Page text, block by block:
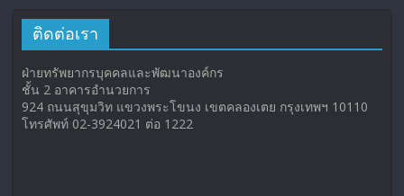
ติดต่อเรา
ฝ่ายทรัพยากรบุคคลและพัฒนาองค์กร
ชั้น 2 อาคารอำนวยการ
924 ถนนสุขุมวิท แขวงพระโขนง เขตคลองเตย กรุงเทพฯ 10110
โทรศัพท์ 02-3924021 ต่อ 1222